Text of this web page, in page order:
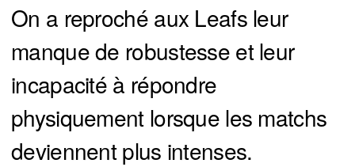
On a reproché aux Leafs leur
manque de robustesse et leur
incapacité à répondre
physiquement lorsque les matchs
deviennent plus intenses.